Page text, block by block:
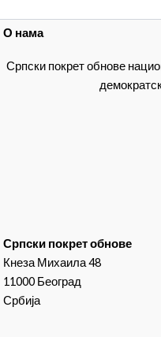
О нама
Српски покрет обнове
Српски покрет обнове
Кнеза Михаила 48
11000 Београд
Србија